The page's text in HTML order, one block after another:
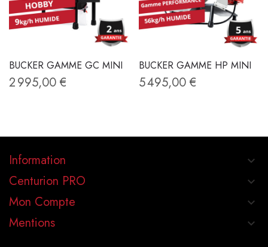
BUCKER GAMME GC MINI
2 995,00 €
BUCKER GAMME HP MINI
5 495,00 €
Information keyboard_arrow_down
Centurion PRO keyboard_arrow_down
Mon Compte keyboard_arrow_down
Mentions keyboard_arrow_down